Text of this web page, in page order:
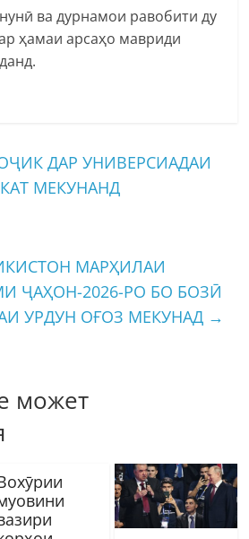
ва дурнамои равобити ду
ҳамаи арсаҳо мавриди
ДАР УНИВЕРСИАДАИ
МЕКУНАНД
МАРҲИЛАИ
ҶАҲОН-2026-РО БО БОЗӢ
УРДУН ОҒОЗ МЕКУНАД →
может